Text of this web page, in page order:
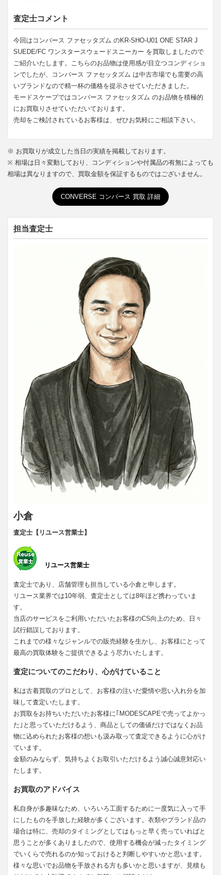
査定士コメント
今回はコンバース ファセッタズム のKR-SHO-U01 ONE STAR J
SUEDE/FC ワンスタースウェードスニーカー を買取しましたので
ご紹介いたします。こちらのお品物は使用感が目立つコンディショ
ンでしたが、コンバース ファセッタズム は中古市場でも需要の高
いブランドなので精一杯の価格を提示させていただきました。
モードスケープではコンバース ファセッタズム のお品物を積極的
にお買取りさせていただいております。
売却をご検討されているお客様は、ぜひお気軽にご相談下さい。
※ お買取りが成立した当日の実績を掲載しております。
※ 相場は日々変動しており、コンディションや付属品の有無によっても
相場は異なりますので、買取金額を保証するものではございません。
CONVERSE コンバース 買取 詳細
担当査定士
小倉
査定士【リユース営業士】
リユース営業士
査定士であり、店舗管理も担当している小倉と申します。
リユース業界では10年弱、査定士としては8年ほど携わっていま
す。
当店のサービスをご利用いただいたお客様のCS向上のため、日々
試行錯誤しております。
これまでの様々なジャンルでの販売経験を生かし、お客様にとって
最高の買取体験をご提供できるよう尽力いたします。
査定についてのこだわり、心がけていること
私は古着買取のプロとして、お客様の注いだ愛情や思い入れ分を加
味して査定いたします。
お買取をお持ちいただいたお客様に｢MODESCAPEで売ってよかっ
た｣と思っていただけるよう、商品としての価値だけではなくお品
物に込められたお客様の想いも汲み取って査定できるように心がけ
ています。
金額のみならず、気持ちよくお取引いただけるよう誠心誠意対応い
たします。
お買取のアドバイス
私自身が多趣味なため、いろいろ工面するために一度気に入って手
にしたものを手放した経験が多くございます。衣類やブランド品の
場合は特に、売却のタイミングとしてはもっと早く売っていればと
思うことが多くありましたので、使用する機会が減ったタイミング
でいくらで売れるのか知っておけると判断しやすいかと思います。
様々な思いでお品物を手放される方も多いかと思いますが、見積も